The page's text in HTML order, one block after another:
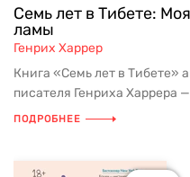
Семь лет в Тибете:
ламы
Генрих Харрер
Книга «Семь лет в Тибете»
писателя Генриха Харрера
ПОДРОБНЕЕ